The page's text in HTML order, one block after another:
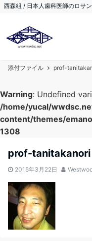
西森組 / 日本人歯科医師のロサ
Warning: Undefined
/home/yucal/
content/themes/
1308
添付ファイル prof-
prof-tanitakanori
2015年3月22日